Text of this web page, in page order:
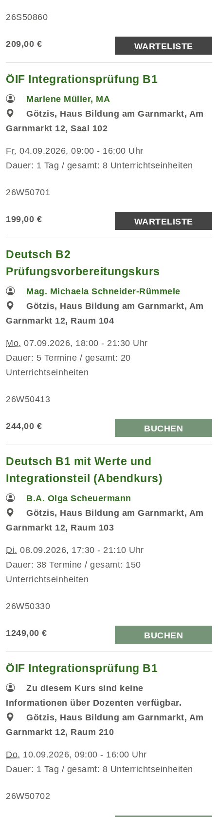
26S50860
209,00 € WARTELISTE
ÖIF Integrationsprüfung B1
Marlene Müller, MA
Götzis, Haus Bildung am Garnmarkt, Am
Garnmarkt 12, Saal 102
Fr. 04.09.2026, 09:00 - 16:00 Uhr
Dauer: 1 Tag / gesamt: 8 Unterrichtseinheiten
26W50701
199,00 € WARTELISTE
Deutsch B2
Prüfungsvorbereitungskurs
Mag. Michaela Schneider-Rümmele
Götzis, Haus Bildung am Garnmarkt, Am
Garnmarkt 12, Raum 104
Mo. 07.09.2026, 18:00 - 21:30 Uhr
Dauer: 5 Termine / gesamt: 20
Unterrichtseinheiten
26W50413
244,00 € BUCHEN
Deutsch B1 mit Werte und
Integrationsteil (Abendkurs)
B.A. Olga Scheuermann
Götzis, Haus Bildung am Garnmarkt, Am
Garnmarkt 12, Raum 103
Di. 08.09.2026, 17:30 - 21:10 Uhr
Dauer: 38 Termine / gesamt: 150
Unterrichtseinheiten
26W50330
1249,00 € BUCHEN
ÖIF Integrationsprüfung B1
Zu diesem Kurs sind keine
Informationen über Dozenten verfügbar.
Götzis, Haus Bildung am Garnmarkt, Am
Garnmarkt 12, Raum 210
Do. 10.09.2026, 09:00 - 16:00 Uhr
Dauer: 1 Tag / gesamt: 8 Unterrichtseinheiten
26W50702